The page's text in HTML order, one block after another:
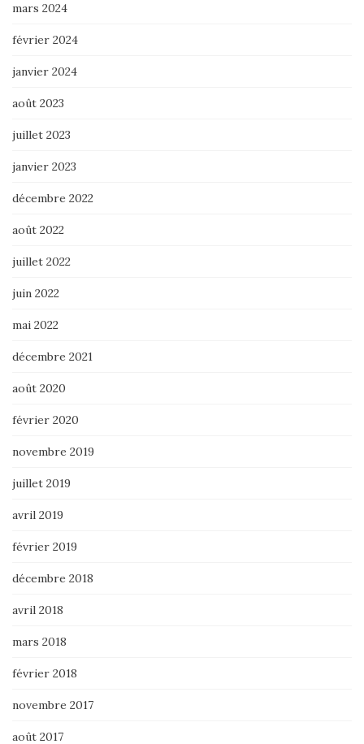
mars 2024
février 2024
janvier 2024
août 2023
juillet 2023
janvier 2023
décembre 2022
août 2022
juillet 2022
juin 2022
mai 2022
décembre 2021
août 2020
février 2020
novembre 2019
juillet 2019
avril 2019
février 2019
décembre 2018
avril 2018
mars 2018
février 2018
novembre 2017
août 2017